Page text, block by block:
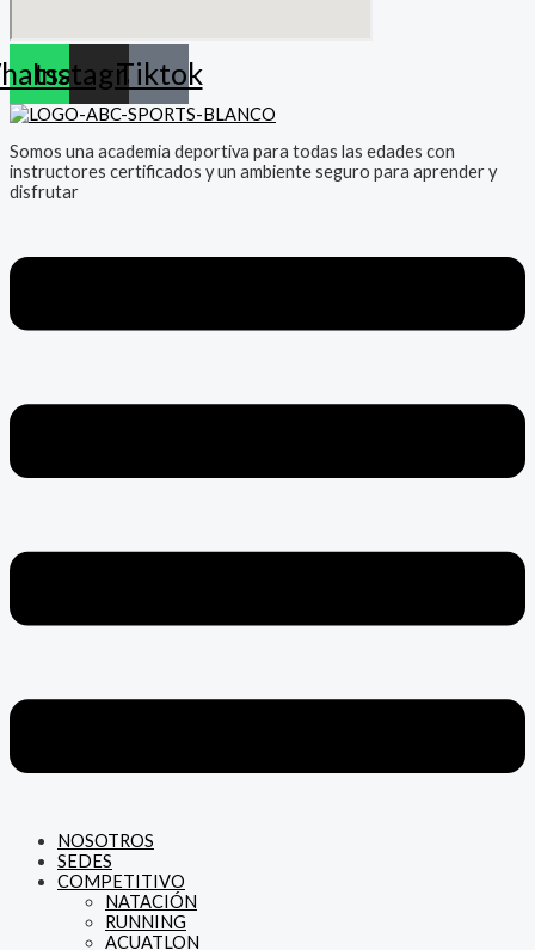
Instagram
Tiktok
Somos una academia deportiva para todas las edades con
instructores certificados y un ambiente seguro para aprender y
disfrutar
NOSOTROS
SEDES
COMPETITIVO
NATACIÓN
RUNNING
ACUATLON